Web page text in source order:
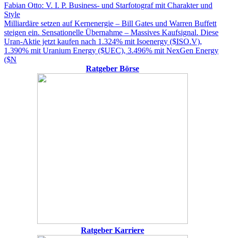
Beitragsnavigation
Vorheriger
Beitrag:
Fabian Otto: V. I. P. Business- und Starfotograf mit Charakter und
Style
Nächster
Beitrag:
Milliardäre setzen auf Kernenergie – Bill Gates und Warren Buffett
steigen ein. Sensationelle Übernahme – Massives Kaufsignal. Diese
Uran-Aktie jetzt kaufen nach 1.324% mit Isoenergy ($ISO.V),
1.390% mit Uranium Energy ($UEC), 3.496% mit NexGen Energy
($N
Ratgeber Börse
Ratgeber Karriere